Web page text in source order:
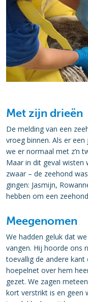
Met zijn drieën
De melding van een
vroeg binnen. Als er
we er normaal met z’n
Maar in dit geval wisten
zwaar – de zeehond
gingen: Jasmijn,
hebben om een
Meegenomen
We hadden geluk dat
vangen. Hij hoorde ons
toevallig de andere kant
hoepelnet over hem
gezet. We zagen
kort verstrikt is en geen